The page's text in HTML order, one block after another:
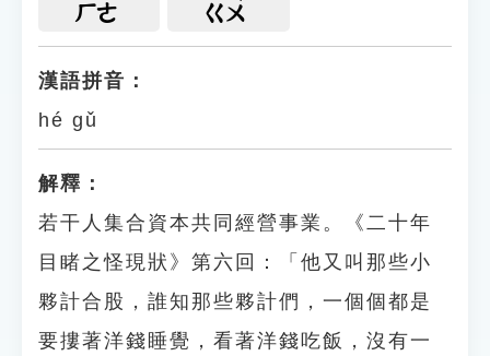
ㄏㄜ ㄍㄨ
漢語拼音：
hé gǔ
解釋：
若干人集合資本共同經營事業。《二十年
目睹之怪現狀》第六回：「他又叫那些小
夥計合股，誰知那些夥計們，一個個都是
要摟著洋錢睡覺，看著洋錢吃飯，沒有一